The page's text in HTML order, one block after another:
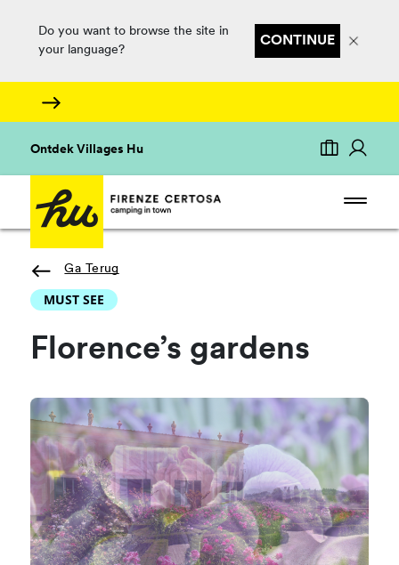
Do you want to browse the site in
your language?
CONTINUE
Ontdek Villages Hu
Ga Terug
MUST SEE
Florence’s gardens